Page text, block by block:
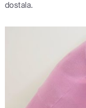
dostala.